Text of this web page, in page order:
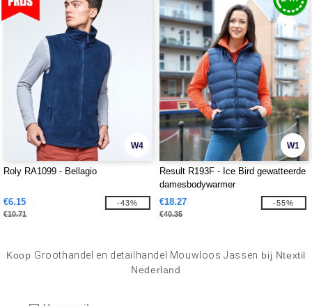
W4
Roly RA1099 - Bellagio
€6.15
€10.71
-43%
W1
Result R193F - Ice Bird gewatteerde
damesbodywarmer
€18.27
€40.35
-55%
Koop Groothandel en detailhandel Mouwloos Jassen bij Ntextil
Nederland